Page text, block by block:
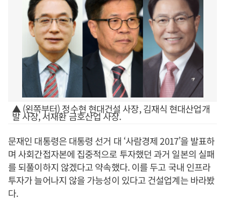
▲ (왼쪽부터) 정수현 현대건설 사장, 김재식 현대산업개
발 사장, 서재환 금호산업 사장.
문재인 대통령은 대통령 선거 대 ‘사람경제 2017’을 발표하
며 사회간접자본에 집중적으로 투자했던 과거 일본의 실패
를 되풀이하지 않겠다고 약속했다. 이를 두고 국내 인프라
투자가 늘어나지 않을 가능성이 있다고 건설업계는 바라봤
다.